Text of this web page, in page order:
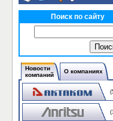
Поиск по сайту
Новости
компаний
О компаниях